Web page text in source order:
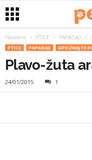
Naslovna PTICE PAPAGAJI
PTICE PAPAGAJI UPOZNAJTE
Plavo-žuta
24/01/2015 1